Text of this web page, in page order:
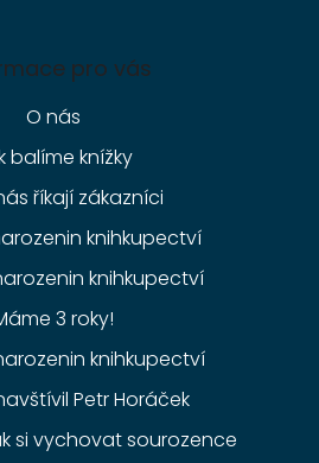
pro vás
O nás
balíme knížky
říkají zákazníci
knihkupectví
knihkupectví
3 roky!
knihkupectví
Petr Horáček
si vychovat sourozence